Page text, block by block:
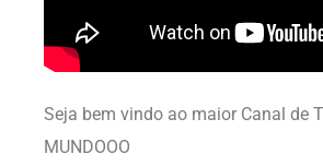
Seja bem vindo ao maior Canal de
MUNDOOO